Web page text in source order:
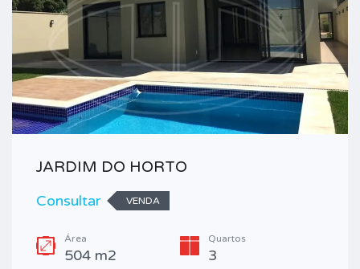
JARDIM DO HORTO
Consultar
VENDA
Área
504 m2
Quartos
3